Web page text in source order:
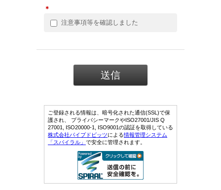
＊
注意事項等を確認しました
ご登録される情報は、暗号化された通信(SSL)で保
護され、 プライバシーマークやISO27001/JIS Q
27001, ISO20000-1, ISO9001の認証を取得している
株式会社パイプドビッツによる情報管理システム
「スパイラル」 で安全に管理されます。